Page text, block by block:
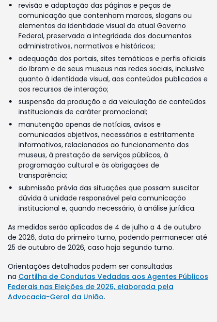
revisão e adaptação das páginas e peças de
comunicação que contenham marcas, slogans ou
elementos da identidade visual do atual Governo
Federal, preservada a integridade dos documentos
administrativos, normativos e históricos;
adequação dos portais, sites temáticos e perfis oficiais
do Ibram e de seus museus nas redes sociais, inclusive
quanto à identidade visual, aos conteúdos publicados e
aos recursos de interação;
suspensão da produção e da veiculação de conteúdos
institucionais de caráter promocional;
manutenção apenas de notícias, avisos e
comunicados objetivos, necessários e estritamente
informativos, relacionados ao funcionamento dos
museus, à prestação de serviços públicos, à
programação cultural e às obrigações de
transparência;
submissão prévia das situações que possam suscitar
dúvida à unidade responsável pela comunicação
institucional e, quando necessário, à análise jurídica.
As medidas serão aplicadas de 4 de julho a 4 de outubro
de 2026, data do primeiro turno, podendo permanecer até
25 de outubro de 2026, caso haja segundo turno.
Orientações detalhadas podem ser consultadas
na Cartilha de Condutas Vedadas aos Agentes Públicos
Federais nas Eleições de 2026, elaborada pela
Advocacia-Geral da União.